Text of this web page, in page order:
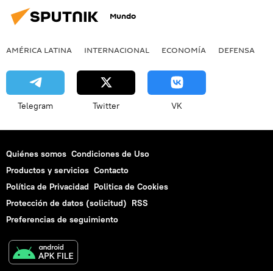
Mundo
AMÉRICA LATINA INTERNACIONAL ECONOMÍA DEFENSA
Telegram Twitter VK
Quiénes somos Condiciones de Uso
Productos y servicios Contacto
Política de Privacidad Politica de Cookies
Protección de datos (solicitud) RSS
Preferencias de seguimiento